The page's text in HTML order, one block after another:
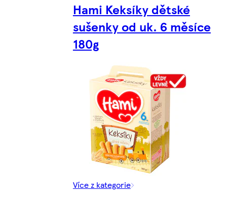
Hami Keksíky dětské
sušenky od uk. 6 měsíce
180g
Více z kategorie